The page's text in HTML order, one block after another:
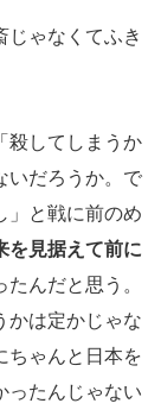
じゃなくてふき
殺してしまうか
いだろうか。で
」と戦に前のめ
を見据えて前に
たんだと思う。
かは定かじゃな
ちゃんと日本を
ったんじゃない